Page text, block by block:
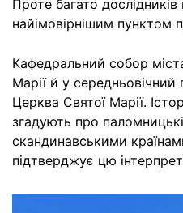
Проте багато
найімовірнішим пунктом
Кафедральний собор
Марії й у середньовічний
Церква Святої Марії.
згадують про
скандинавськими
підтверджує цю